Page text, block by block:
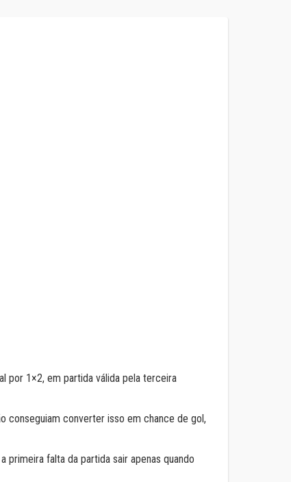
por 1×2, em partida válida pela terceira
conseguiam converter isso em chance de gol,
primeira falta da partida sair apenas quando